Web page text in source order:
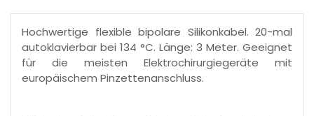
Hochwertige flexible bipolare Silikonkabel. 20-mal
autoklavierbar bei 134 °C. Länge: 3 Meter. Geeignet
für die meisten Elektrochirurgiegeräte mit
europäischem Pinzettenanschluss.